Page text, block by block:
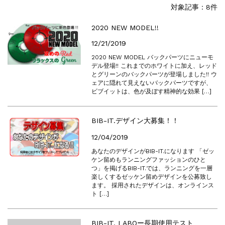
events
2026.7.8
上尾シティハーフマラソン2026 記念T...
events
2026.6.23
BIB-IT.招待選手大募集！！2026...
仙台国際ハーフマラソン2026 大会オリ...
events
2025.10.1
第46回 丹波篠山ABCマラソン...
対象記事：8件
2020 NEW MODEL!!
12/21/2019
2020 NEW MODEL バックパーツにニューモ
デル登場!! これまでのホワイトに加え、レッド
とグリーンのバックパーツが登場しました!! ウ
ェアに隠れて見えないバックパーツですが、
ビブイットは、色が及ぼす精神的な効果 […]
BIB-IT.デザイン大募集！！
12/04/2019
あなたのデザインがBIB-IT.になります 「ゼッ
ケン留めもランニングファッションのひと
つ」を掲げるBIB-IT.では、ランニングを一層
楽しくするゼッケン留めデザインを公募致し
ます。 採用されたデザインは、オンラインス
ト […]
BIB-IT. LABOー長期使用テスト